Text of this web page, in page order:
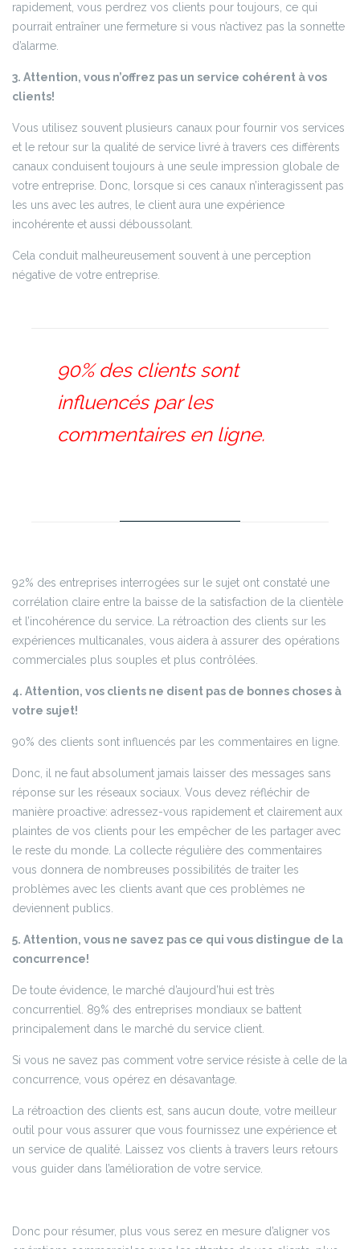
rapidement, vous perdrez vos clients pour toujours, ce qui
pourrait entraîner une fermeture si vous n’activez pas la sonnette
d’alarme.
3. Attention, vous n’offrez pas un service cohérent à vos
clients!
Vous utilisez souvent plusieurs canaux pour fournir vos services
et le retour sur la qualité de service livré à travers ces diffèrents
canaux conduisent toujours à une seule impression globale de
votre entreprise. Donc, lorsque si ces canaux n’interagissent pas
les uns avec les autres, le client aura une expérience
incohérente et aussi déboussolant.
Cela conduit malheureusement souvent à une perception
négative de votre entreprise.
90% des clients sont
influencés par les
commentaires en ligne.
92% des entreprises interrogées sur le sujet ont constaté une
corrélation claire entre la baisse de la satisfaction de la clientèle
et l’incohérence du service. La rétroaction des clients sur les
expériences multicanales, vous aidera à assurer des opérations
commerciales plus souples et plus contrôlées.
4. Attention, vos clients ne disent pas de bonnes choses à
votre sujet!
90% des clients sont influencés par les commentaires en ligne.
Donc, il ne faut absolument jamais laisser des messages sans
réponse sur les réseaux sociaux. Vous devez réfléchir de
manière proactive: adressez-vous rapidement et clairement aux
plaintes de vos clients pour les empêcher de les partager avec
le reste du monde. La collecte régulière des commentaires
vous donnera de nombreuses possibilités de traiter les
problèmes avec les clients avant que ces problèmes ne
deviennent publics.
5. Attention, vous ne savez pas ce qui vous distingue de la
concurrence!
De toute évidence, le marché d’aujourd’hui est très
concurrentiel. 89% des entreprises mondiaux se battent
principalement dans le marché du service client.
Si vous ne savez pas comment votre service résiste à celle de la
concurrence, vous opérez en désavantage.
La rétroaction des clients est, sans aucun doute, votre meilleur
outil pour vous assurer que vous fournissez une expérience et
un service de qualité. Laissez vos clients à travers leurs retours
vous guider dans l’amélioration de votre service.
Donc pour résumer, plus vous serez en mesure d’aligner vos